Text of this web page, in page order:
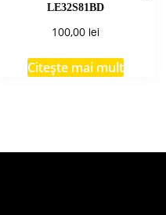
LE32S81BD
100,00 lei
Citește mai mult